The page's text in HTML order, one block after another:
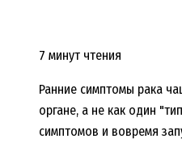
7 минут чтения
Ранние симптомы рака
органе, а не как один
симптомов и вовремя